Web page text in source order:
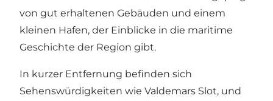
von gut erhaltenen Gebäuden und einem
kleinen Hafen, der Einblicke in die maritime
Geschichte der Region gibt.
In kurzer Entfernung befinden sich
Sehenswürdigkeiten wie Valdemars Slot, und